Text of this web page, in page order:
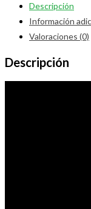
Descripción
Información
Valoraciones (0)
Descripción